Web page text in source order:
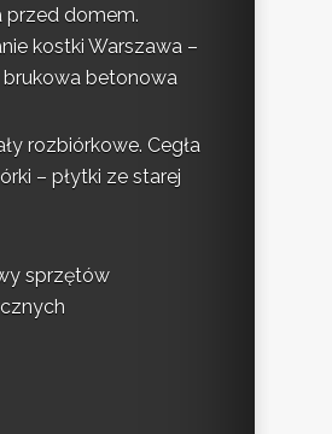
przed domem.
kostki Warszawa –
brukowa betonowa
rozbiórkowe. Cegła
– płytki ze starej
sprzętów